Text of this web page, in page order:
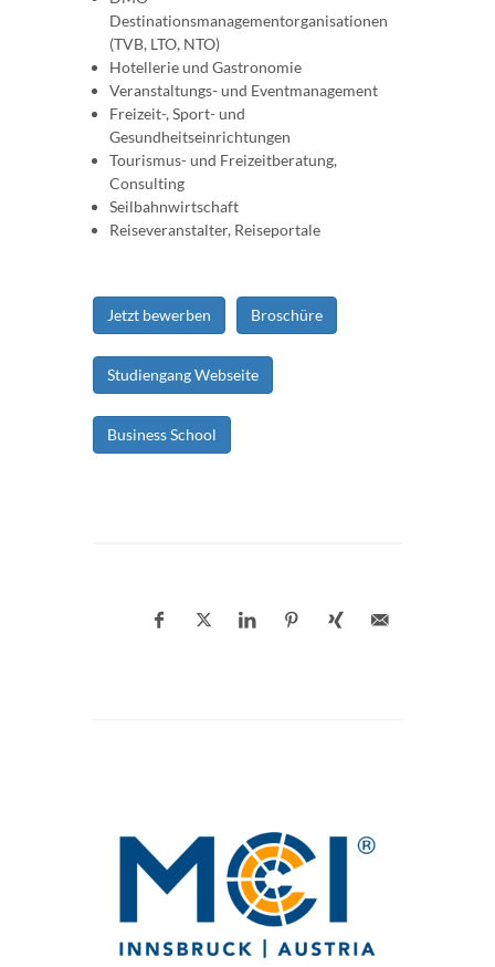
Destinationsmanagementorganisationen
(TVB, LTO, NTO)
Hotellerie und Gastronomie
Veranstaltungs- und Eventmanagement
Freizeit-, Sport- und
Gesundheitseinrichtungen
Tourismus- und Freizeitberatung,
Consulting
Seilbahnwirtschaft
Reiseveranstalter, Reiseportale
Jetzt bewerben Broschüre
Studiengang Webseite
Business School